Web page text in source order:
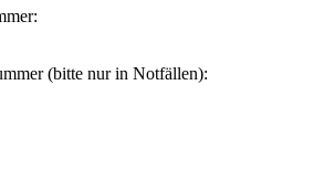
(bitte nur in Notfällen):